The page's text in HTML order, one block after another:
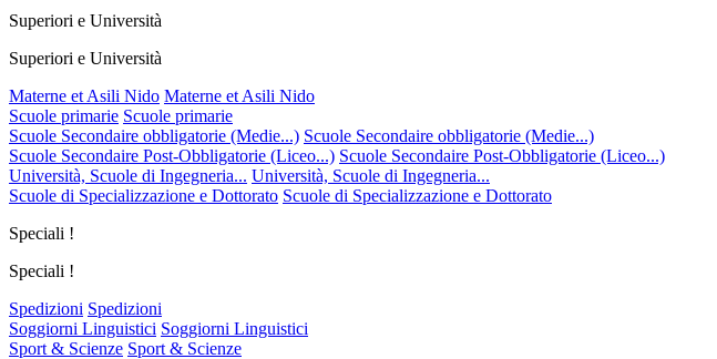
Superiori e Università
Superiori e Università
Materne et Asili Nido Materne et Asili Nido
Scuole primarie Scuole primarie
Scuole Secondaire obbligatorie (Medie...) Scuole Secondaire obbligatorie (Medie...)
Scuole Secondaire Post-Obbligatorie (Liceo...) Scuole Secondaire Post-Obbligatorie (Liceo...)
Università, Scuole di Ingegneria... Università, Scuole di Ingegneria...
Scuole di Specializzazione e Dottorato Scuole di Specializzazione e Dottorato
Speciali !
Speciali !
Spedizioni Spedizioni
Soggiorni Linguistici Soggiorni Linguistici
Sport & Scienze Sport & Scienze